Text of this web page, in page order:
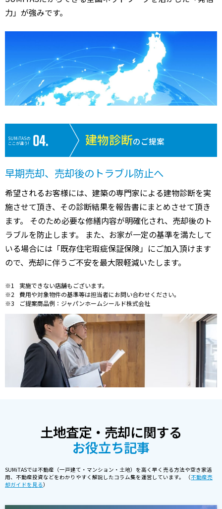
力」が強みです。
SUMiTASの
ここが違う!
建物診断のご提案
早期売却、売却後のトラブル防止へ
希望されるお客様には、建築の専門家による建物診断を実
施させて頂き、その診断結果を報告書にまとめさせて頂き
ます。 そのため必要な修繕内容が明確化され、売却後のト
ラブルを防止します。 また、お家が一定の基準を満たして
いる場合には「既存住宅瑕疵保証保険」にご加入頂けます
ので、売却に伴うご不安を最大限軽減いたします。
実施できない店舗もございます。
費用や対象物件の基準等は担当者にお問い合わせください。
ご提案商品例：ジャパンホームシールド株式会社
土地査定・売却に関する
お役立ち記事
SUMiTASでは不動産（一戸建て・マンション・土地）を高く早く売る方法や空き家活
用、不動産投資などをわかりやすく解説したコラム集を運営しています。 （不動産売
却ガイドを見る）